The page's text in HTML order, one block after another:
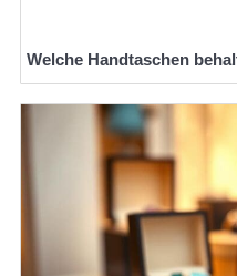
Welche Handtaschen